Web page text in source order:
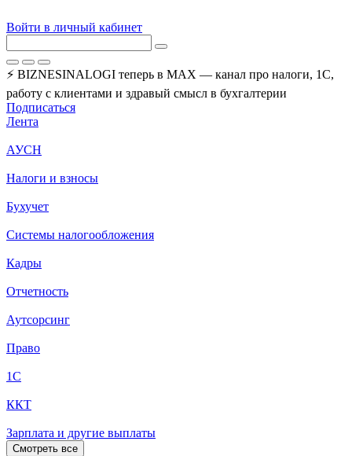
Войти в личный кабинет
⚡ BIZNESINALOGI теперь в MAX — канал про налоги, 1С,
работу с клиентами и здравый смысл в бухгалтерии
Подписаться
Лента
АУСН
Налоги и взносы
Бухучет
Системы налогообложения
Кадры
Отчетность
Аутсорсинг
Право
1С
ККТ
Зарплата и другие выплаты
Смотреть все